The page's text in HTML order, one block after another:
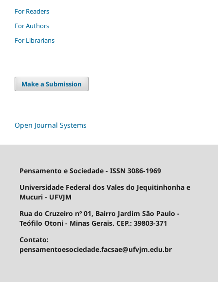
For Readers
For Authors
For Librarians
Make a Submission
Open Journal Systems
Pensamento e Sociedade - ISSN 3086-1969
Universidade Federal dos Vales do Jequitinhonha e
Mucuri - UFVJM
Rua do Cruzeiro nº 01, Bairro Jardim São Paulo -
Teófilo Otoni - Minas Gerais. CEP.: 39803-371
Contato:
pensamentoesociedade.facsae@ufvjm.edu.br